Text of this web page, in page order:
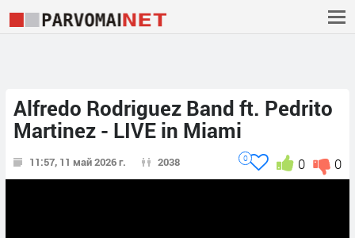
Alfredo Rodriguez Band ft. Pedrito
Martinez - LIVE in Miami
11:57, 11 май 2026 г. 2038 0
0
0